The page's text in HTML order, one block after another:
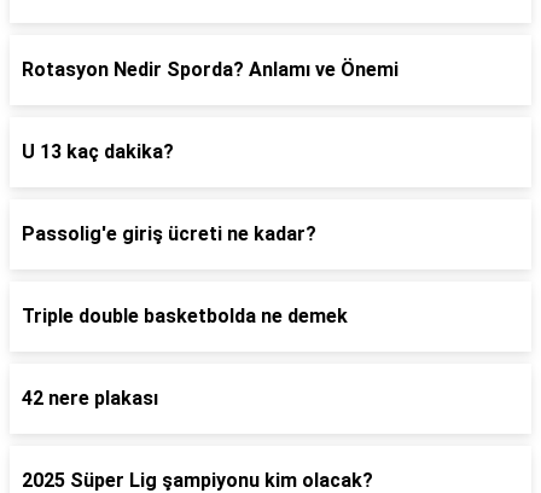
Rotasyon Nedir Sporda? Anlamı ve Önemi
U 13 kaç dakika?
Passolig'e giriş ücreti ne kadar?
Triple double basketbolda ne demek
42 nere plakası
2025 Süper Lig şampiyonu kim olacak?